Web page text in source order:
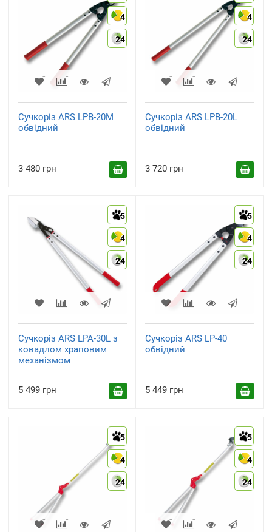
4
24
Сучкоріз ARS LPB-20M
обвідний
3 480 грн
4
24
Сучкоріз ARS LPB-20L
обвідний
3 720 грн
5
4
24
Сучкоріз ARS LPA-30L з
ковадлом храповим
механізмом
5 499 грн
5
4
24
Сучкоріз ARS LP-40
обвідний
5 449 грн
5
4
24
5
4
24